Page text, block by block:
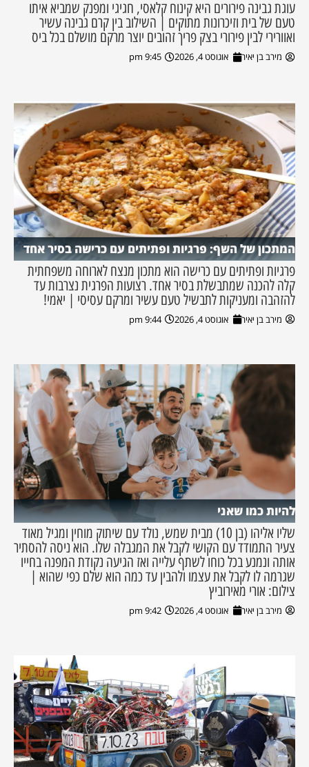
עוגת גבינה פירורים היא קינוח קלאסי, חגיגי ומפנק שמביא איתו
טעם של בית וזיכרונות מתוקים | השילוב בין קרם גבינה עשיר
ואוורירי לבין פירורי בצק פריך זהובים יוצר מרקם מושלם בכל ביס
מירב בן יאיר אוגוסט 4, 2026 9:45 pm
המתכון של השף: פרגיות ופתיתים עם כרישה בסיר אחד
פרגיות ופתיתים עם כרישה הוא מתכון מנצח לארוחה משפחתית
קלה להכנה שמתבשלת בסיר אחד. רצועות הפרגית נצרבות עד
להזהבה ומעניקות לתבשיל טעם עשיר ומרקם עסיסי | יאמי!
מירב בן יאיר אוגוסט 4, 2026 9:44 pm
להיות כמו שאני
שליו אליהו (בן 10) מבית שמש, נולד עם שיתוק מוחין ומגיל מאוד
צעיר התמודד עם הקושי לקבל את המגבלה שלו. הוא ניסה להסתיר
אותה ונמנע בכל כוחו לשתף עלייה ואז הגיעה נקודת המפנה בחייו
שגרמה לו לקבל את עצמו ולהבין עד כמה הוא שלם כפי שהוא |
צילום: אורי מאירוביץ
מירב בן יאיר אוגוסט 4, 2026 9:42 pm